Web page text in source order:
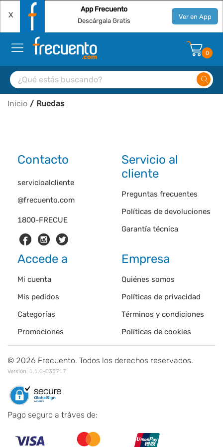
X
App Frecuento
Descárgala Gratis Ver en App
0
Inicio Ruedas
Contacto
1800-FRECUE
servicioalcliente
@frecuento.com
Servicio al
cliente
Preguntas frecuentes
Políticas de devoluciones
Garantía técnica
Accede a
Mi cuenta
Mis pedidos
Categorías
Promociones
Empresa
Quiénes somos
Políticas de privacidad
Términos y condiciones
Políticas de cookies
© 2026 Frecuento. Todos los derechos reservados.
Versión: 1.1.0-035717
Pago seguro a tráves de: